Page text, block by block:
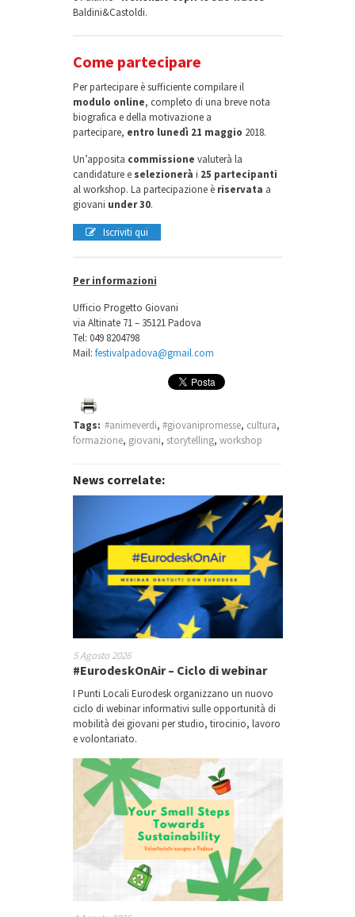
Baldini&Castoldi.
Come partecipare
Per partecipare è sufficiente compilare il
modulo online, completo di una breve nota
biografica e della motivazione a
partecipare, entro lunedì 21 maggio 2018.
Un’apposita commissione valuterà la
candidature e selezionerà i 25 partecipanti
al workshop. La partecipazione è riservata a
giovani under 30.
Iscriviti qui
Per informazioni
Ufficio Progetto Giovani
via Altinate 71 – 35121 Padova
Tel: 049 8204798
Mail: festivalpadova@gmail.com
Tags: #animeverdi, #giovanipromesse, cultura,
formazione, giovani, storytelling, workshop
News correlate:
5 Agosto 2026
#EurodeskOnAir – Ciclo di webinar
I Punti Locali Eurodesk organizzano un nuovo
ciclo di webinar informativi sulle opportunità di
mobilità dei giovani per studio, tirocinio, lavoro
e volontariato.